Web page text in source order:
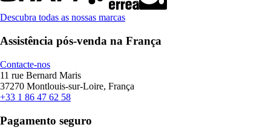
Descubra todas as nossas marcas
Assistência pós-venda na França
Contacte-nos
11 rue Bernard Maris
37270 Montlouis-sur-Loire, França
+33 1 86 47 62 58
Pagamento seguro